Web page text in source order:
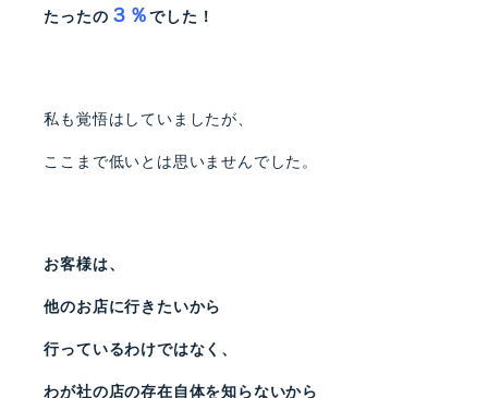
たったの ３％でした！
私も覚悟はしていましたが、
ここまで低いとは思いませんでした。
お客様は、
他のお店に行きたいから
行っているわけではなく、
わが社の店の存在自体を知らないから